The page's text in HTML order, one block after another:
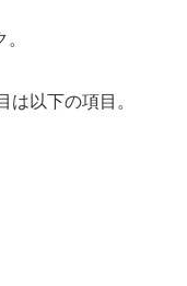
以下の項目。